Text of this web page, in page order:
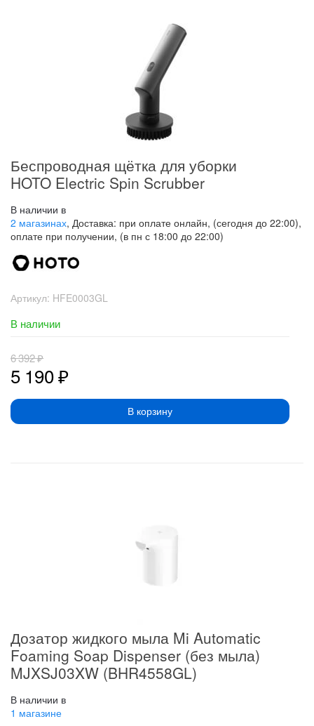
Беспроводная щётка для уборки
HOTO Electric Spin Scrubber
В наличии в
2 магазинах, Доставка: при оплате онлайн, (сегодня до 22:00),
оплате при получении, (в пн с 18:00 до 22:00)
Артикул: HFE0003GL
В наличии
5 190₽
6 392₽
В корзину
Дозатор жидкого мыла Mi Automatic
Foaming Soap Dispenser (без мыла)
MJXSJ03XW (BHR4558GL)
В наличии в
1 магазине